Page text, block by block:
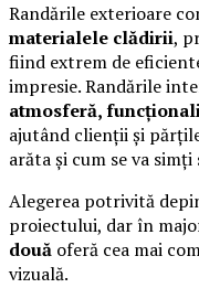
Randările exterioare
materialele clădirii,
fiind extrem de
impresie. Randările
atmosferă,
ajutând clienții și
arăta și cum se va simți
Alegerea potrivită
proiectului, dar în
două oferă cea mai
vizuală.